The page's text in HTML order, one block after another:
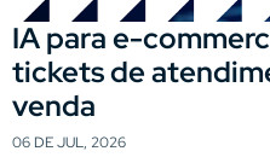
IA para e-
tickets de
venda
06 DE JUL, 2026